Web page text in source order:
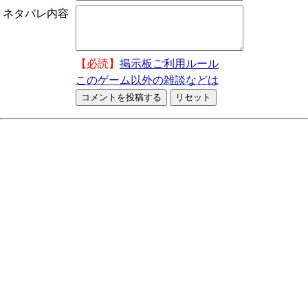
ネタバレ内容
【必読】 掲示板ご利用ルール
このゲーム以外の雑談などは